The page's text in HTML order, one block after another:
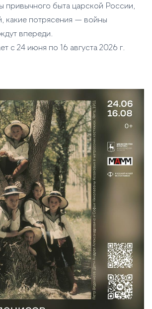
привычного быта царской России,
потрясения — войны
впереди.
с 24 июня по 16 августа 2026 г.